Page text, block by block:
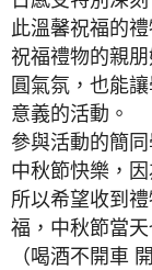
此溫馨祝福的
祝福禮物的親
圓氣氛，也能
意義的活動。
參與活動的簡
中秋節快樂，
所以希望收到
福，中秋節當
（喝酒不開車